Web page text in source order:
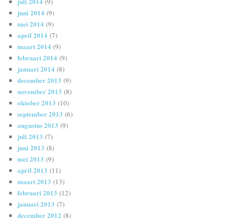
juni 2014 (9)
mei 2014 (9)
april 2014 (7)
maart 2014 (9)
februari 2014 (9)
januari 2014 (8)
december 2013 (9)
november 2013 (8)
oktober 2013 (10)
september 2013 (6)
augustus 2013 (9)
juli 2013 (7)
juni 2013 (8)
mei 2013 (9)
april 2013 (11)
maart 2013 (13)
februari 2013 (12)
januari 2013 (7)
december 2012 (8)